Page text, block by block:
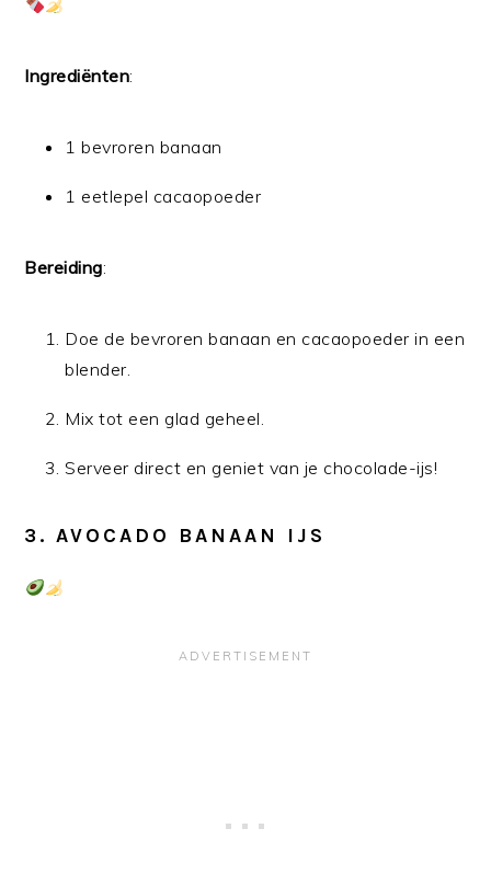
Ingrediënten:
1 bevroren banaan
1 eetlepel cacaopoeder
Bereiding:
Doe de bevroren banaan en cacaopoeder in een
blender.
Mix tot een glad geheel.
Serveer direct en geniet van je chocolade-ijs!
3. AVOCADO BANAAN IJS